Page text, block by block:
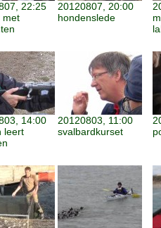
22:25
met
20120807, 20:00
hondenslede
14:00
leert
20120803, 11:00
svalbardkurset